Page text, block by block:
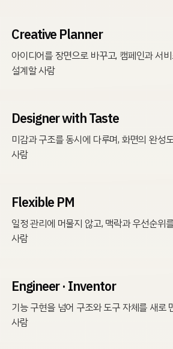
Creative Planner
아이디어를 장면으로 바꾸고, 캠페인과 서
설계할 사람
Designer with Taste
미감과 구조를 동시에 다루며, 화면의 완성
사람
Flexible PM
일정 관리에 머물지 않고, 맥락과 우선순위
사람
Engineer · Inventor
기능 구현을 넘어 구조와 도구 자체를 새로
사람